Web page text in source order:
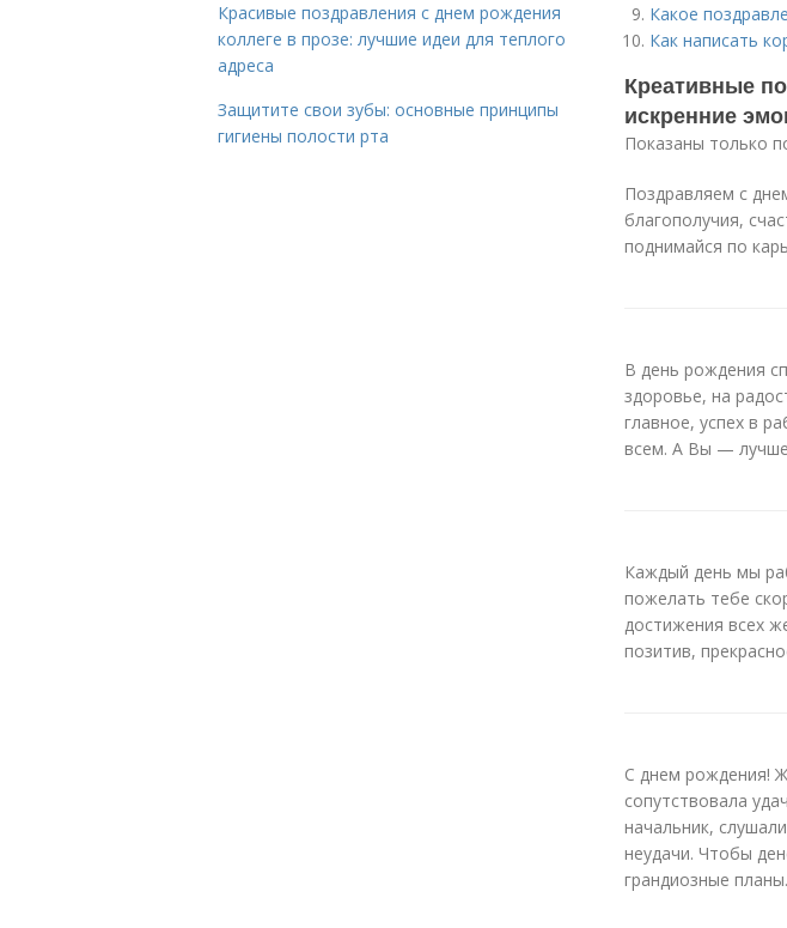
Какое
Как написать
Креативные
искренние
Показаны только
Поздравляем с
благополучия,
поднимайся по
В день рождения
здоровье, на
главное, успех в
всем. А Вы —
Каждый день мы
пожелать тебе
достижения всех
позитив,
С днем рождения!
сопутствовала
начальник,
неудачи. Чтобы
грандиозные планы.
Красивые поздравления с днем рождения
коллеге в прозе: лучшие идеи для теплого
адреса
Защитите свои зубы: основные принципы
гигиены полости рта